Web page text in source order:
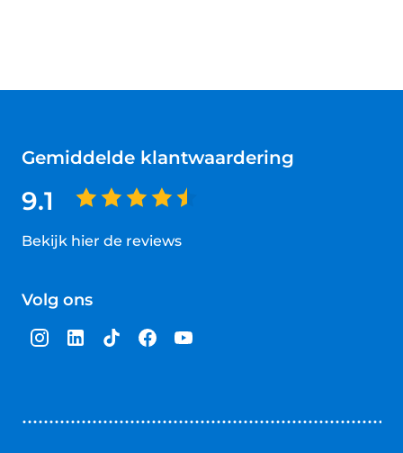
Gemiddelde klantwaardering
9.1
Bekijk hier de reviews
van
sterren
Volg ons